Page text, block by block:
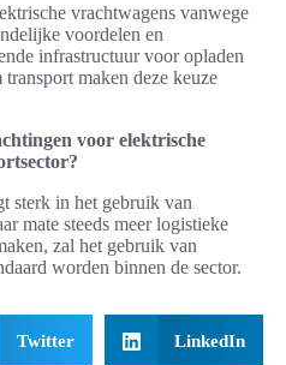
vrachtwagens vanwege
voordelen en
infrastructuur voor opladen
maken deze keuze
voor elektrische
sterk in het gebruik van
mate steeds meer logistieke
zal het gebruik van
worden binnen de sector.
Twitter LinkedIn